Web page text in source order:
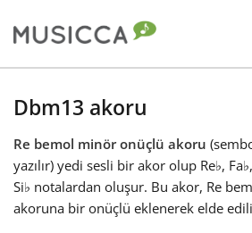
Български
Dansk
Dbm13 akoru
Re bemol minör onüçlü akoru
yazılır) yedi sesli bir akor olup Re♭, Fa♭
Si♭ notalardan oluşur. Bu akor, Re
akoruna bir onüçlü eklenerek elde